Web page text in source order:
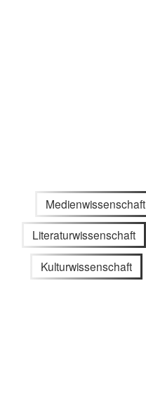
Medienwissenschaft
Literaturwissenschaft
Kulturwissenschaft